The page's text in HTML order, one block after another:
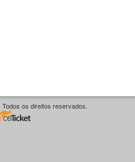
os direitos reservados.